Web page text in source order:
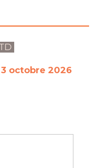
3 octobre 2026